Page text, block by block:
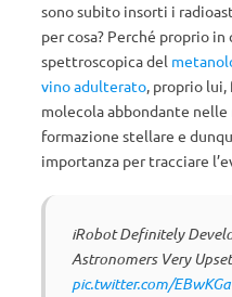
sono subito insorti i
per cosa? Perché proprio
spettroscopica del
vino adulterato, proprio lui,
molecola abbondante
formazione stellare e
importanza per tracciare
iRobot Definitely
Astronomers Very
pic.twitter.com/